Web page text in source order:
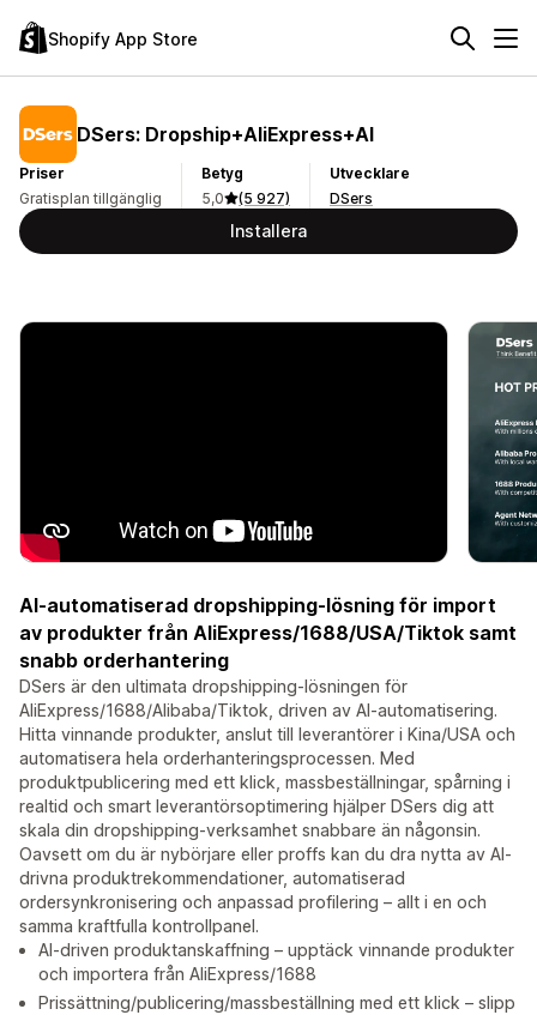
Shopify App Store
DSers: Dropship+AliExpress+AI
Priser
Gratisplan tillgänglig
Betyg
5,0
(5 927)
Utvecklare
DSers
Installera
AI-automatiserad dropshipping-lösning för import
av produkter från AliExpress/1688/USA/Tiktok samt
snabb orderhantering
DSers är den ultimata dropshipping-lösningen för
AliExpress/1688/Alibaba/Tiktok, driven av AI-automatisering.
Hitta vinnande produkter, anslut till leverantörer i Kina/USA och
automatisera hela orderhanteringsprocessen. Med
produktpublicering med ett klick, massbeställningar, spårning i
realtid och smart leverantörsoptimering hjälper DSers dig att
skala din dropshipping-verksamhet snabbare än någonsin.
Oavsett om du är nybörjare eller proffs kan du dra nytta av AI-
drivna produktrekommendationer, automatiserad
ordersynkronisering och anpassad profilering – allt i en och
samma kraftfulla kontrollpanel.
AI-driven produktanskaffning – upptäck vinnande produkter
och importera från AliExpress/1688
Prissättning/publicering/massbeställning med ett klick – slipp